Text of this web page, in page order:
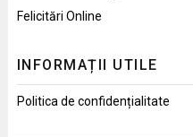
Felicitări Online
INFORMAȚII UTILE
Politica de confidențialitate